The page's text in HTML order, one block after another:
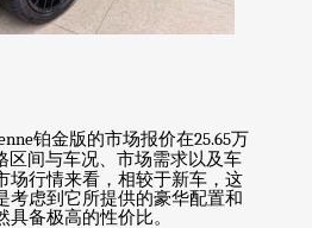
铂金版的市场报价在25.65万
区间与车况、市场需求以及车
场行情来看，相较于新车，这
考虑到它所提供的豪华配置和
备极高的性价比。